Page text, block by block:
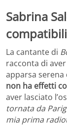
Sabrina
La cantante di
racconta di
apparsa
non ha effetti
aver lasciato
tornata da
mia prima